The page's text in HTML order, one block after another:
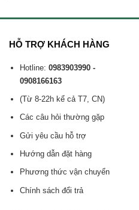
HỖ TRỢ KHÁCH HÀNG
Hotline: 0983903990 -
0908166163
(Từ 8-22h kể cả T7, CN)
Các câu hỏi thường gặp
Gửi yêu cầu hỗ trợ
Hướng dẫn đặt hàng
Phương thức vận chuyển
Chính sách đổi trả